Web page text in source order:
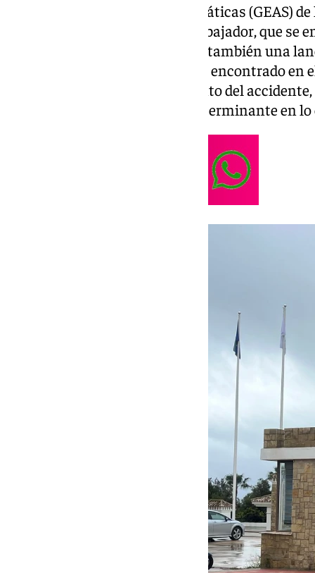
El Grupo de Actividades Subacuáticas (GEAS)
para recuperar el cuerpo del trabajador, que se
balsa. Para ello han desplazado también una
101TV. Además, los agentes han encontrado
estaba trabajando en el momento del
el vehículo ha sido un factor determinante en